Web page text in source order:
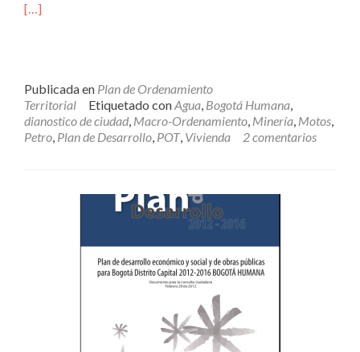
[…]
Publicada en Plan de Ordenamiento
Territorial
Etiquetado conAgua, Bogotá Humana,
dianostico de ciudad, Macro-Ordenamiento, Minería, Motos,
Petro, Plan de Desarrollo, POT, Vivienda 2 comentarios